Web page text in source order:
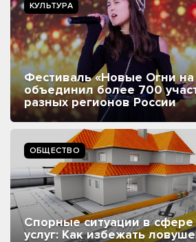
КУЛЬТУРА
Фестиваль «Новые Огни на
объединил более 700
разных регионов России
ОБЩЕСТВО
Спорные ситуации в сфере
услуг: Как избежать